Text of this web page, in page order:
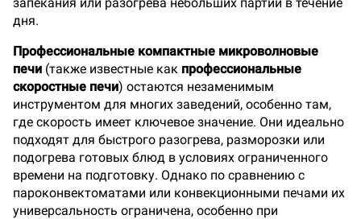
дня.
Профессиональные компактные микроволновые
печи (также известные как профессиональные
скоростные печи) остаются незаменимым
инструментом для многих заведений, особенно там,
где скорость имеет ключевое значение. Они идеально
подходят для быстрого разогрева, разморозки или
подогрева готовых блюд в условиях ограниченного
времени на подготовку. Однако по сравнению с
пароконвектоматами или конвекционными печами их
универсальность ограничена, особенно при